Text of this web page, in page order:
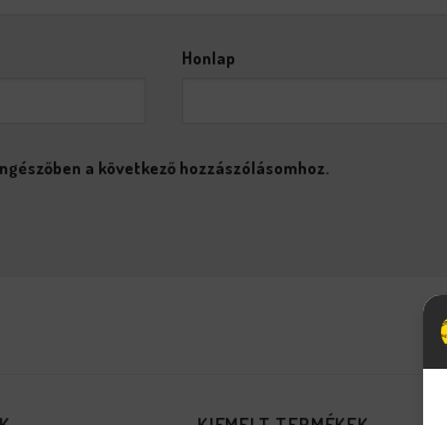
Honlap
a következő hozzászólásomhoz.